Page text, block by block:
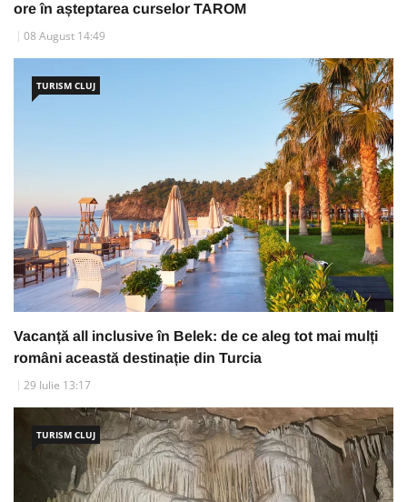
ore în așteptarea curselor TAROM
08 August 14:49
TURISM CLUJ
Vacanță all inclusive în Belek: de ce aleg tot mai mulți
români această destinație din Turcia
29 Iulie 13:17
TURISM CLUJ